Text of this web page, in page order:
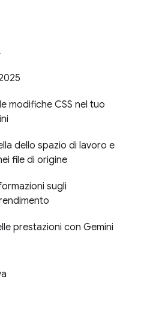
modifiche CSS nel tuo
dello spazio di lavoro e
file di origine
sugli
prestazioni con Gemini